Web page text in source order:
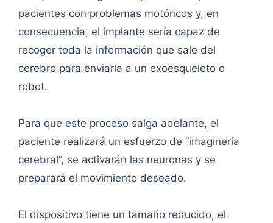
pacientes con problemas motóricos y, en
consecuencia, el implante sería capaz de
recoger toda la información que sale del
cerebro para enviarla a un exoesqueleto o
robot.
Para que este proceso salga adelante, el
paciente realizará un esfuerzo de “imaginería
cerebral”, se activarán las neuronas y se
preparará el movimiento deseado.
El dispositivo tiene un tamaño reducido, el